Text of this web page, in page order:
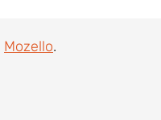
Mozello.